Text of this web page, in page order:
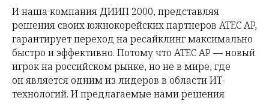
И наша компания ДИИП 2000, представляя
решения своих южнокорейских партнеров ATEC AP,
гарантирует переход на ресайклинг максимально
быстро и эффективно. Потому что ATEC AP — новый
игрок на российском рынке, но не в мире, где
он является одним из лидеров в области ИT-
технологий. И предлагаемые нами решения